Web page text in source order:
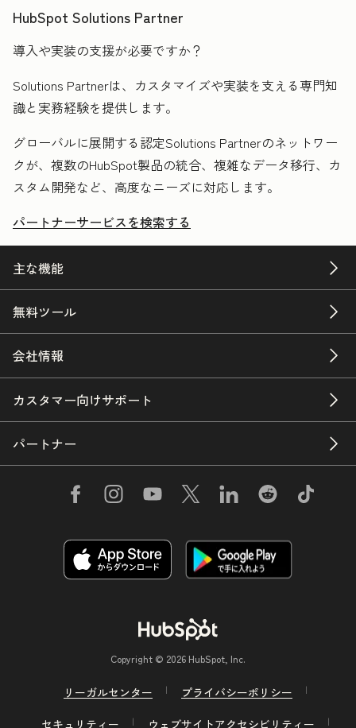
HubSpot Solutions Partner
導入や実装の支援が必要ですか？
Solutions Partnerは、カスタマイズや実装を支える専門知
識と実務経験を提供します。
グローバルに展開する認定Solutions Partnerのネットワー
クが、複数のHubSpot製品の統合、複雑なデータ移行、カ
スタム開発など、高度なニーズに対応します。
パートナーサービスを検索する
主な機能
無料ツール
会社情報
カスタマー向けサポート
パートナー
Copyright © 2026 HubSpot, Inc.
リーガルセンター
プライバシーポリシー
セキュリティー
ウェブサイトアクセシビリティー